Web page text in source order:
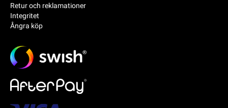
Retur och reklamationer
Integritet
Ångra köp